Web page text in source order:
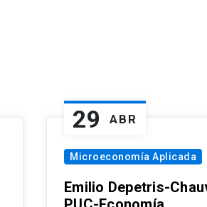
29 ABR
Microeconomía Aplicada
Emilio Depetris-